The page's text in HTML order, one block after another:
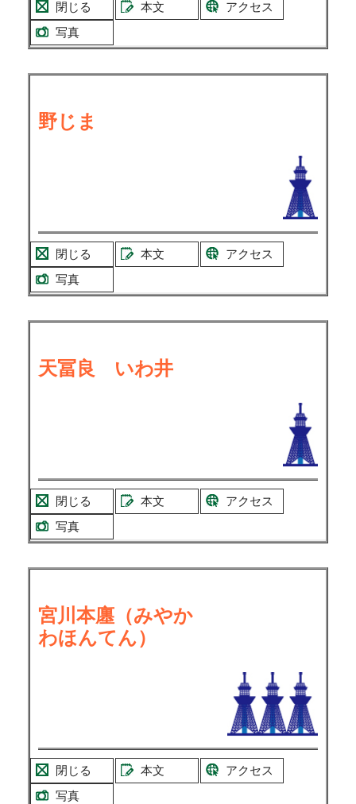
閉じる 本文
アクセス
写真
野じま
閉じる 本文
アクセス
写真
天冨良 いわ井
閉じる 本文
アクセス
写真
宮川本廛（みやか
わほんてん）
閉じる 本文
アクセス
写真